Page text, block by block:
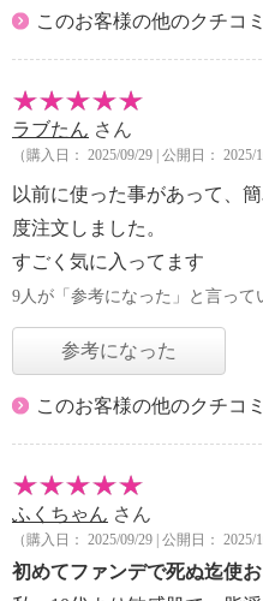
このお客様の他のクチコ
ラブたん さん
（購入日： 2025/09/29 | 公開日： 2025/
以前に使った事があって、
度注文しました。
すごく気に入ってます
9人が「参考になった」と言って
参考になった
このお客様の他のクチコ
ふくちゃん さん
（購入日： 2025/09/29 | 公開日： 2025/
初めてファンデで死ぬ迄使